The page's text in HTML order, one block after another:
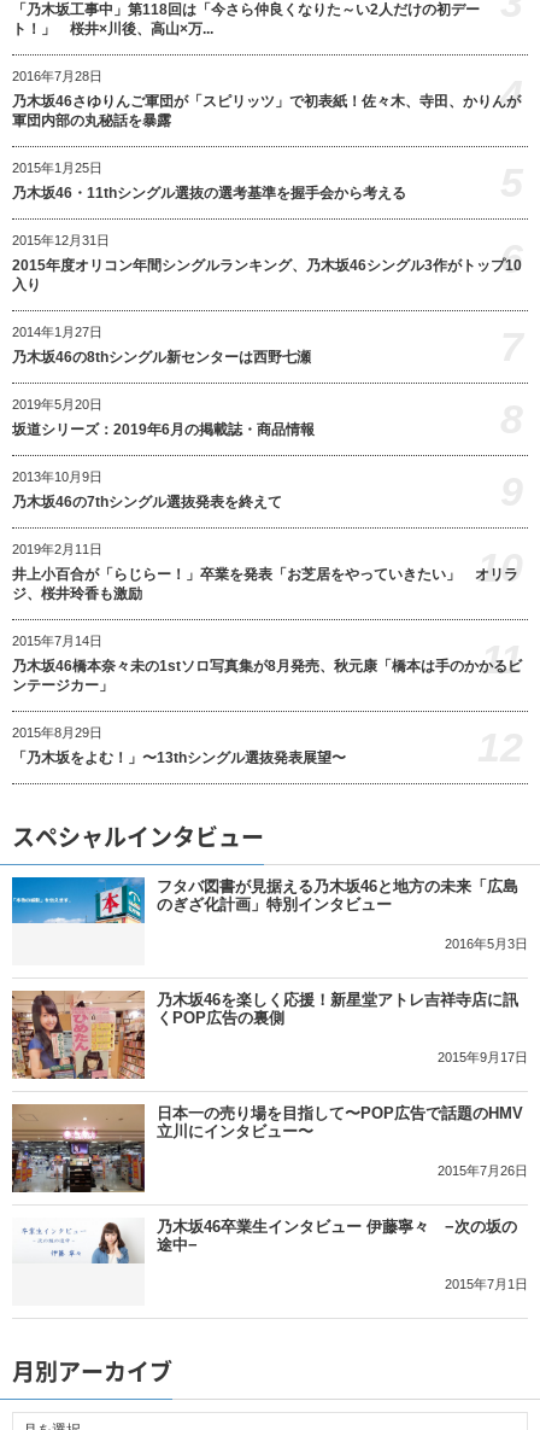
「乃木坂工事中」第118回は「今さら仲良くなりた～い2人だけの初デー
ト！」 桜井×川後、高山×万...
2016年7月28日
乃木坂46さゆりんご軍団が「スピリッツ」で初表紙！佐々木、寺田、かりんが
軍団内部の丸秘話を暴露
4
2015年1月25日
乃木坂46・11thシングル選抜の選考基準を握手会から考える
2015年12月31日
2015年度オリコン年間シングルランキング、乃木坂46シングル3作がトップ10
入り
6
2014年1月27日
乃木坂46の8thシングル新センターは西野七瀬
2019年5月20日
坂道シリーズ：2019年6月の掲載誌・商品情報
2013年10月9日
乃木坂46の7thシングル選抜発表を終えて
2019年2月11日
井上小百合が「らじらー！」卒業を発表「お芝居をやっていきたい」 オリラ
ジ、桜井玲香も激励
10
2015年7月14日
乃木坂46橋本奈々未の1stソロ写真集が8月発売、秋元康「橋本は手のかかるビ
ンテージカー」
11
2015年8月29日
「乃木坂をよむ！」〜13thシングル選抜発表展望〜
スペシャルインタビュー
フタバ図書が見据える乃木坂46と地方の未来「広島
のぎざ化計画」特別インタビュー
2016年5月3日
乃木坂46を楽しく応援！新星堂アトレ吉祥寺店に訊
くPOP広告の裏側
2015年9月17日
日本一の売り場を目指して〜POP広告で話題のHMV
立川にインタビュー〜
2015年7月26日
乃木坂46卒業生インタビュー 伊藤寧々 −次の坂の
途中−
2015年7月1日
月別アーカイブ